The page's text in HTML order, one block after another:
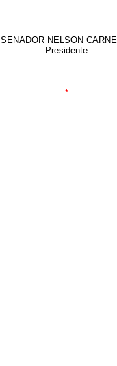
SENADOR NELSON
Presidente
*